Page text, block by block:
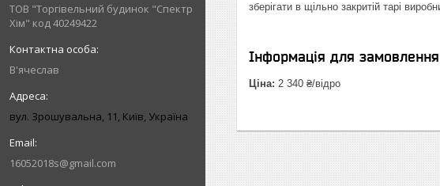
ТОВ "Торгівельний будинок "Спектр
Хім" код 40249422
В'ячеслав
вул. Зрошувальна, 11, Київ, Україна
16052018s@gmail.com
зберігати в щільно закритій тарі
Інформація для замовлення
Ціна: 2 340 ₴/відро